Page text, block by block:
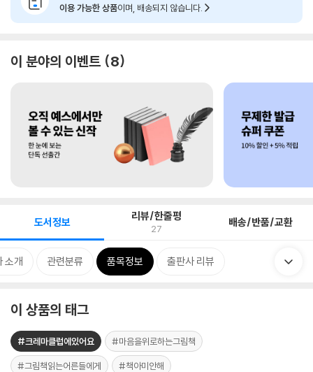
이용 가능한 상품이며, 배송되지 않습니다.
이 분야의 이벤트 8
도서정보 리뷰/한줄평
27 배송/반품/교환
소개 관련분류 품목정보 출판사 리뷰
이 상품의 태그
#크레마클럽에있어요 #마음을위로하는그림책
#그림책읽는어른들에게 #책아미안해